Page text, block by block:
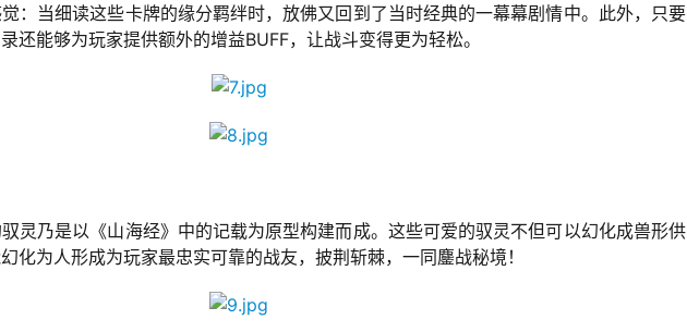
：当细读这些卡牌的缘分羁绊时，放佛又回到了当时经典的一幕幕剧情中。此外，只要
还能够为玩家提供额外的增益BUFF，让战斗变得更为轻松。
驭灵乃是以《山海经》中的记载为原型构建而成。这些可爱的驭灵不但可以幻化成兽形供
化为人形成为玩家最忠实可靠的战友，披荆斩棘，一同鏖战秘境！